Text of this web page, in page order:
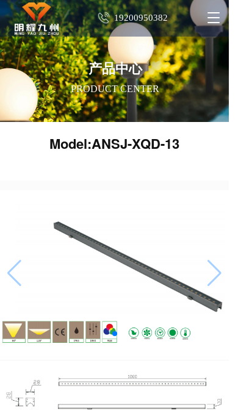
T
o
g
n
a
v
19200950382
产品中心
PRODUCT CENTER
Model:ANSJ-XQD-13